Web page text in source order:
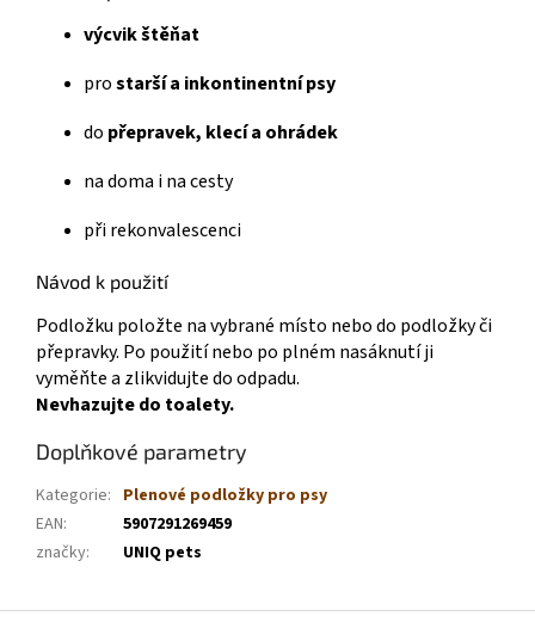
výcvik štěňat
prostarší a inkontinentní psy
do přepravek, klecí a ohrádek
na doma i na cesty
při rekonvalescenci
Návod k použití
Podložku položte na vybrané místo nebo do podložky či
přepravky. Po použití nebo po plném nasáknutí ji
vyměňte a zlikvidujte do odpadu.
Nevhazujte do toalety.
Doplňkové parametry
Kategorie: Plenové podložky pro psy
EAN:
5907291269459
značky: UNIQ pets